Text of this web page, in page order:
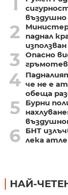
2
паднал
3
Опасно
4 че не е
обеща
5
Бурни
6
БНТ
лека
НАЙ-